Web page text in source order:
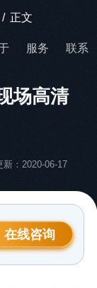
/ 正文
服务 联系
场高清
新：2020-06-17
在线咨询